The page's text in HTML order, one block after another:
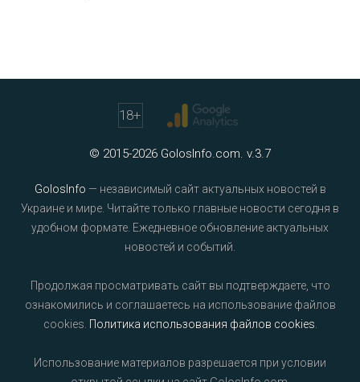
18+
© 2015-2026 GolosInfo.com. v.3.7
GolosInfo — независимый сайт актуальных новостей в
Украине и мире. Читайте только главные новости сегодня в
удобном формате. Ежедневное обновление актуальных
новостей и событий.
Продолжая просматривать сайт вы подтверждаете, что
ознакомились и соглашаетесь на использование файлов
cookies. Политика использования файлов cookies
Использование материалов разрешается при условии